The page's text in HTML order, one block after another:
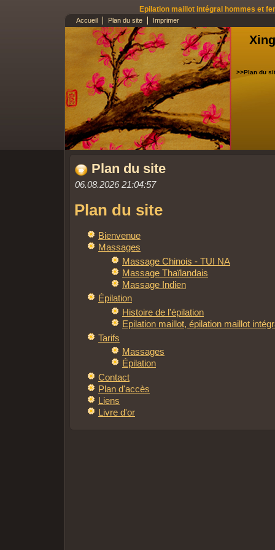
Epilation maillot intégral hommes et
Accueil Plan du site Imprimer
>>Plan du
Plan du site
06.08.2026 21:04:57
Plan du site
Bienvenue
Massages
Massage Chinois - TUI NA
Massage Thaïlandais
Massage Indien
Épilation
Histoire de l'épilation
Epilation maillot, épilation maillot
Tarifs
Massages
Épilation
Contact
Plan d'accès
Liens
Livre d'or